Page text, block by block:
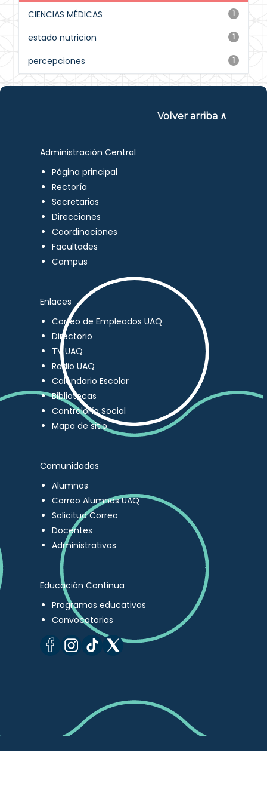
1
CIENCIAS MÉDICAS
1
estado nutricion
1
percepciones
Volver arriba ∧
Administración Central
Página principal
Rectoría
Secretarios
Direcciones
Coordinaciones
Facultades
Campus
Enlaces
Correo de Empleados UAQ
Directorio
TV UAQ
Radio UAQ
Calendario Escolar
Bibliotecas
Contraloría Social
Mapa de sitio
Comunidades
Alumnos
Correo Alumnos UAQ
Solicitud Correo
Docentes
Administrativos
Educación Continua
Programas educativos
Convocatorias